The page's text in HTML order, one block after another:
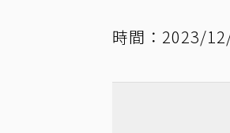
時間：2023/